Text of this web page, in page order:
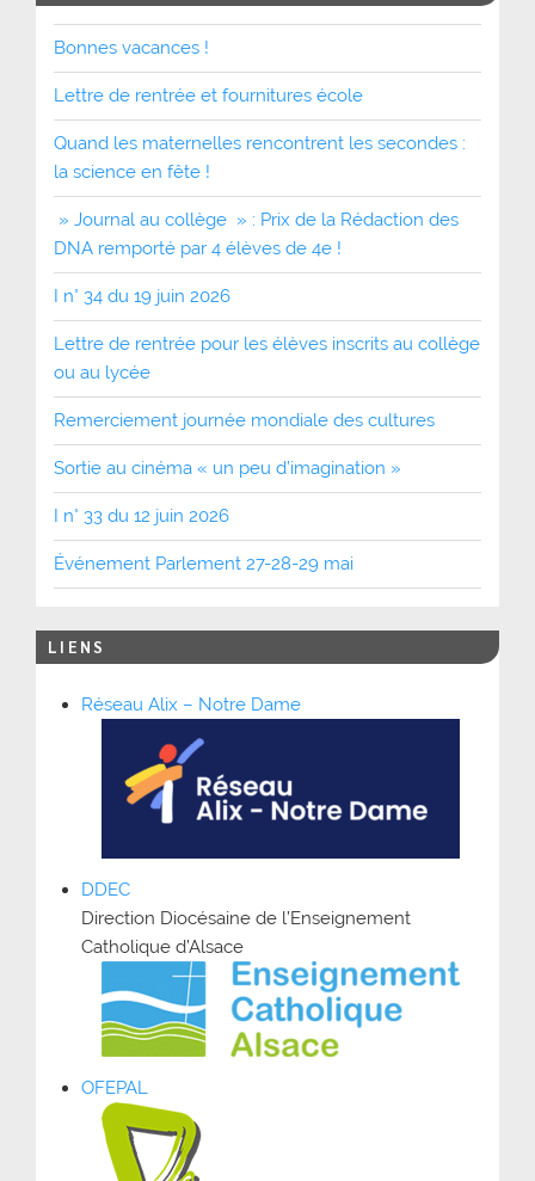
Bonnes vacances !
Lettre de rentrée et fournitures école
Quand les maternelles rencontrent les secondes :
la science en fête !
» Journal au collège » : Prix de la Rédaction des
DNA remporté par 4 élèves de 4e !
I n° 34 du 19 juin 2026
Lettre de rentrée pour les élèves inscrits au collège
ou au lycée
Remerciement journée mondiale des cultures
Sortie au cinéma « un peu d’imagination »
I n° 33 du 12 juin 2026
Événement Parlement 27-28-29 mai
LIENS
Réseau Alix – Notre Dame
DDEC
Direction Diocésaine de l’Enseignement
Catholique d’Alsace
OFEPAL